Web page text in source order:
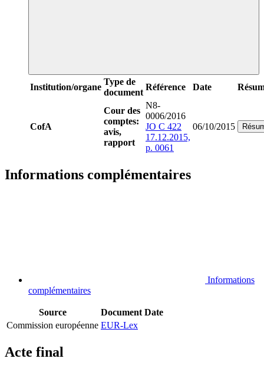
Institution/organe
Type de
document
Référence Date
CofA
Cour des
comptes:
avis,
rapport
N8-
0006/2016
JO C 422
17.12.2015,
p. 0061
06/10/2015
Informations complémentaires
Informations
complémentaires
Source Document Date
Commission européenne EUR-Lex
Acte final